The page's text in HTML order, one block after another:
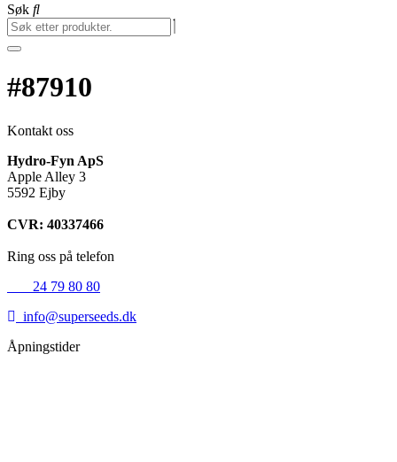
Søk
#87910
Kontakt oss
Hydro-Fyn ApS
Apple Alley 3
5592 Ejby
CVR: 40337466
Ring oss på telefon
24 79 80 80
info@superseeds.dk
Åpningstider